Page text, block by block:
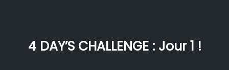
4 DAY’S CHALLENGE : Jour 1 !